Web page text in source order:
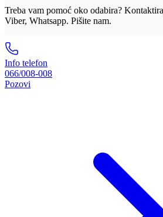
Treba vam pomoć oko odabira?
Viber, Whatsapp. Pišite nam.
Info telefon
066/008-008
Pozovi